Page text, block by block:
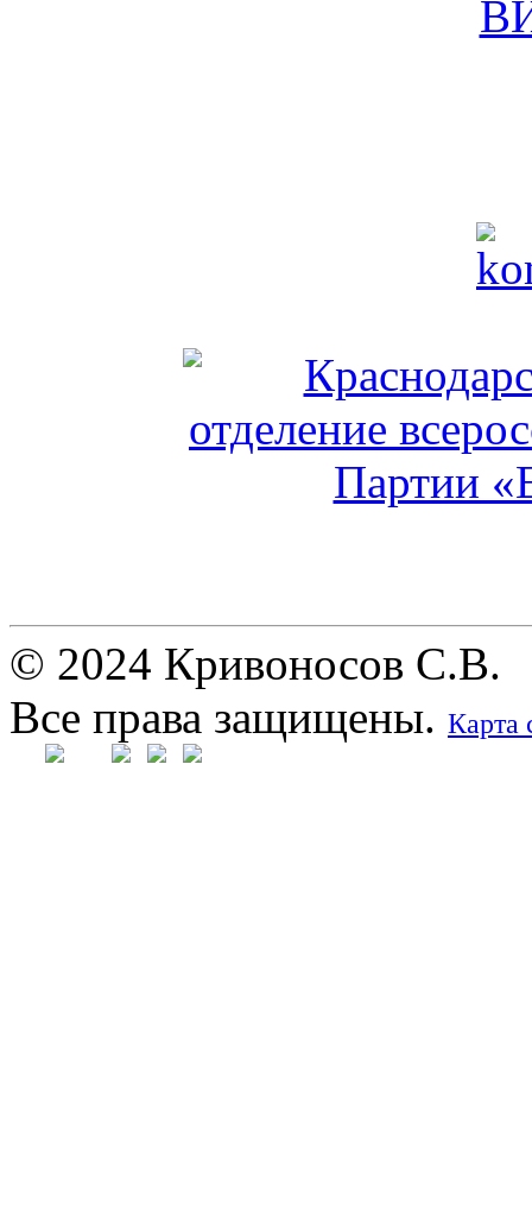
© 2024 Кривоносов С.В.
Все права защищены. Карта